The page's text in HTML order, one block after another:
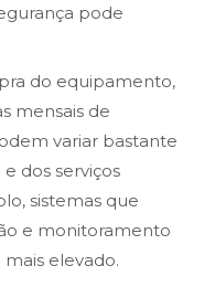
pode
do equipamento,
mensais de
variar bastante
dos serviços
sistemas que
e monitoramento
elevado.